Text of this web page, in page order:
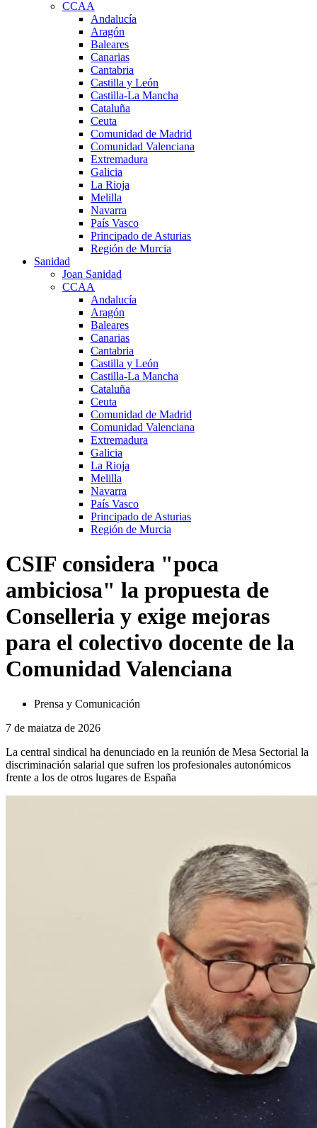
CCAA
Andalucía
Aragón
Baleares
Canarias
Cantabria
Castilla y León
Castilla-La Mancha
Cataluña
Ceuta
Comunidad de Madrid
Comunidad Valenciana
Extremadura
Galicia
La Rioja
Melilla
Navarra
País Vasco
Principado de Asturias
Región de Murcia
Sanidad
Joan Sanidad
CCAA
Andalucía
Aragón
Baleares
Canarias
Cantabria
Castilla y León
Castilla-La Mancha
Cataluña
Ceuta
Comunidad de Madrid
Comunidad Valenciana
Extremadura
Galicia
La Rioja
Melilla
Navarra
País Vasco
Principado de Asturias
Región de Murcia
CSIF considera "poca
ambiciosa" la propuesta de
Conselleria y exige mejoras
para el colectivo docente de la
Comunidad Valenciana
Prensa y Comunicación
7 de maiatza de 2026
La central sindical ha denunciado en la reunión de Mesa Sectorial la
discriminación salarial que sufren los profesionales autonómicos
frente a los de otros lugares de España